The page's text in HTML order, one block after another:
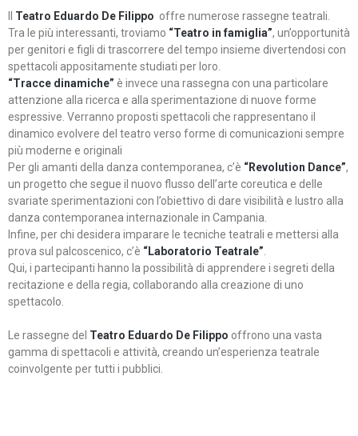
Teatro Eduardo De Filippo offre numerose rassegne teatrali.
Tra le più interessanti, troviamo “Teatro in famiglia”, un’opportunità
per genitori e figli di trascorrere del tempo insieme divertendosi con
spettacoli appositamente studiati per loro.
“Tracce dinamiche” è invece una rassegna con una particolare
attenzione alla ricerca e alla sperimentazione di nuove forme
espressive. Verranno proposti spettacoli che rappresentano il
dinamico evolvere del teatro verso forme di comunicazioni sempre
più moderne e originali
Per gli amanti della danza contemporanea, c’è “Revolution Dance”,
un progetto che segue il nuovo flusso dell’arte coreutica e delle
svariate sperimentazioni con l’obiettivo di dare visibilità e lustro alla
danza contemporanea internazionale in Campania.
Infine, per chi desidera imparare le tecniche teatrali e mettersi alla
prova sul palcoscenico, c’è “Laboratorio Teatrale”
Qui, i partecipanti hanno la possibilità di apprendere i segreti della
recitazione e della regia, collaborando alla creazione di uno
spettacolo.
Le rassegne del Teatro Eduardo De Filippo offrono una vasta
gamma di spettacoli e attività, creando un’esperienza teatrale
coinvolgente per tutti i pubblici.